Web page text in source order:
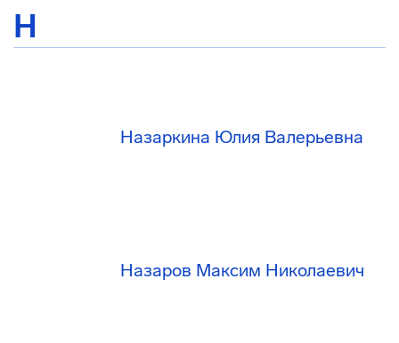
Н
Назаркина Юлия Валерьевна
Назаров Максим Николаевич